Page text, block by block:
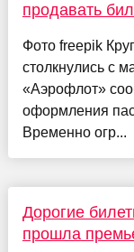
продавать
Фото freepik
столкнулись с
«Аэрофлот»
оформления
Временно огр...
Дорогие
прошла